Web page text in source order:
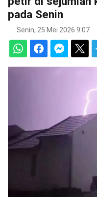
pada Senin
Senin, 25 Mei 2026 9:07